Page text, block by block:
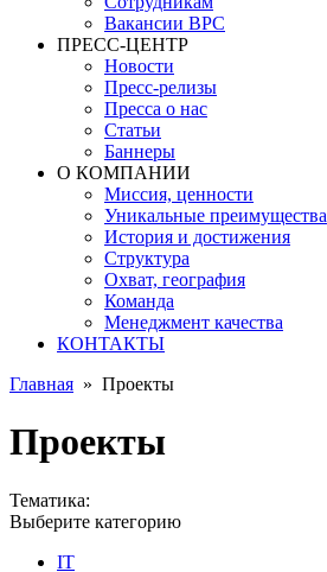
Вакансии BPC
ПРЕСС-ЦЕНТР
Новости
Пресс-релизы
Пресса о нас
Статьи
Баннеры
О КОМПАНИИ
Миссия, ценности
Уникальные преимущества
История и достижения
Структура
Охват, география
Команда
Менеджмент качества
КОНТАКТЫ
Главная » Проекты
Проекты
Тематика:
Выберите категорию
IT